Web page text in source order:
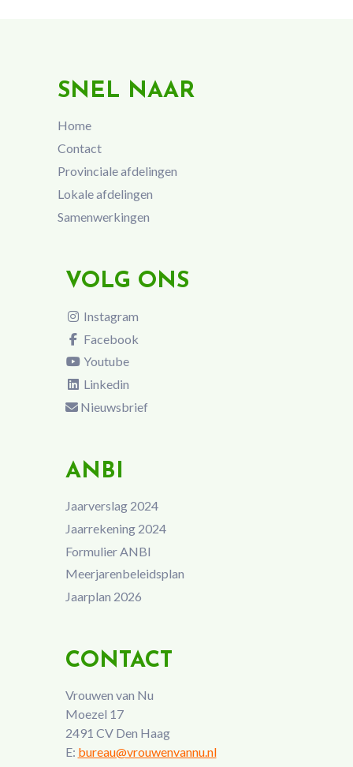
SNEL NAAR
Home
Contact
Provinciale afdelingen
Lokale afdelingen
Samenwerkingen
VOLG ONS
Instagram
Facebook
Youtube
Linkedin
Nieuwsbrief
ANBI
Jaarverslag 2024
Jaarrekening 2024
Formulier ANBI
Meerjarenbeleidsplan
Jaarplan 2026
CONTACT
Vrouwen van Nu
Moezel 17
2491 CV Den Haag
E: bureau@vrouwenvannu.nl